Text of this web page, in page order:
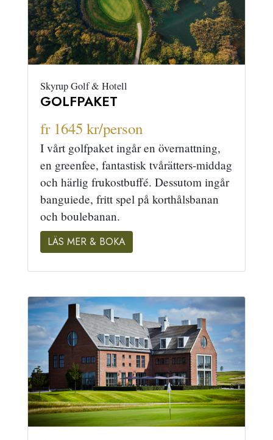
Skyrup Golf & Hotell
GOLFPAKET
fr 1645 kr/person
I vårt golfpaket ingår en övernattning,
en greenfee, fantastisk tvårätters-middag
och härlig frukostbuffé. Dessutom ingår
banguiede, fritt spel på korthålsbanan
och boulebanan.
LÄS MER & BOKA